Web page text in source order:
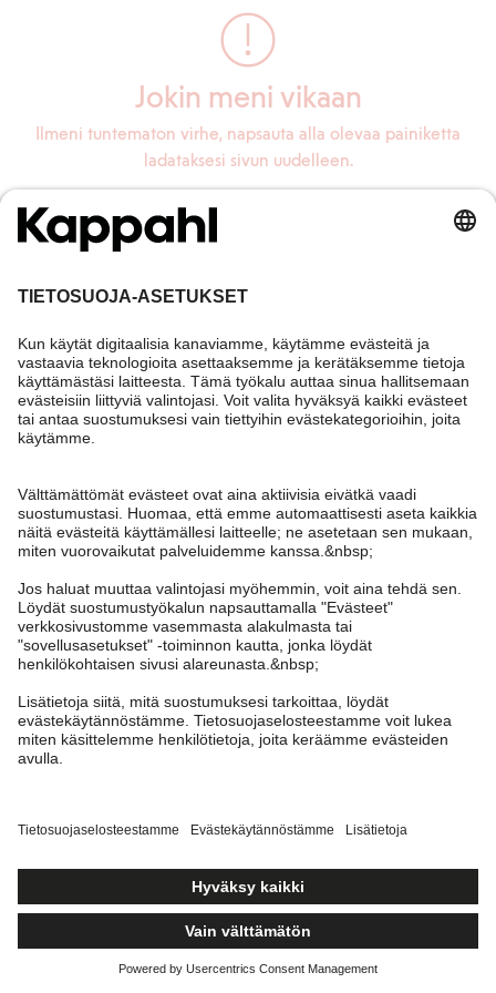
Jokin meni vikaan
Ilmeni tuntematon virhe, napsauta alla olevaa painiketta
ladataksesi sivun uudelleen.
Lataa sivu uudelleen